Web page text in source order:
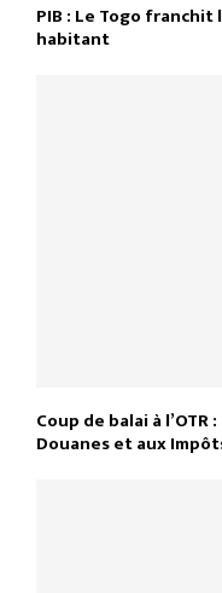
PIB : Le Togo franchit
habitant
Coup de balai à
Douanes et aux